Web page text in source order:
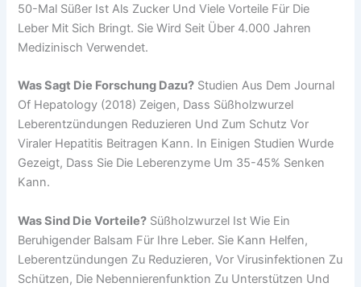
50-Mal Süßer Ist Als Zucker Und Viele Vorteile Für Die
Leber Mit Sich Bringt. Sie Wird Seit Über 4.000 Jahren
Medizinisch Verwendet.
Was Sagt Die Forschung Dazu? Studien Aus Dem Journal
Of Hepatology (2018) Zeigen, Dass Süßholzwurzel
Leberentzündungen Reduzieren Und Zum Schutz Vor
Viraler Hepatitis Beitragen Kann. In Einigen Studien Wurde
Gezeigt, Dass Sie Die Leberenzyme Um 35-45% Senken
Kann.
Was Sind Die Vorteile? Süßholzwurzel Ist Wie Ein
Beruhigender Balsam Für Ihre Leber. Sie Kann Helfen,
Leberentzündungen Zu Reduzieren, Vor Virusinfektionen Zu
Schützen, Die Nebennierenfunktion Zu Unterstützen Und